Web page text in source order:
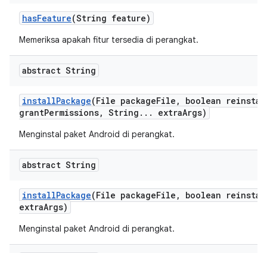
hasFeature(String feature)
Memeriksa apakah fitur tersedia di perangkat.
abstract String
installPackage(File packageFile ,
boolean
grantPermissions, String . . . extraArgs)
Menginstal paket Android di perangkat.
abstract String
installPackage(File packageFile ,
boolean
extraArgs)
Menginstal paket Android di perangkat.